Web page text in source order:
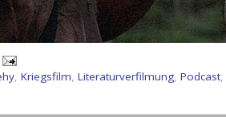
, Kriegsfilm, Literaturverfilmung, Podcast,